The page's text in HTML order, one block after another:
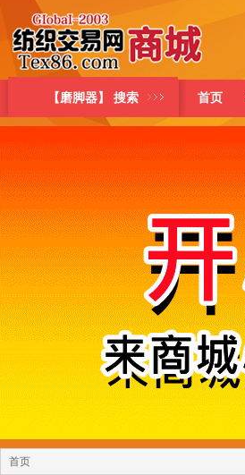
【磨脚器】 搜索 首页
首页